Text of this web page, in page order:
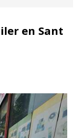
en Sant